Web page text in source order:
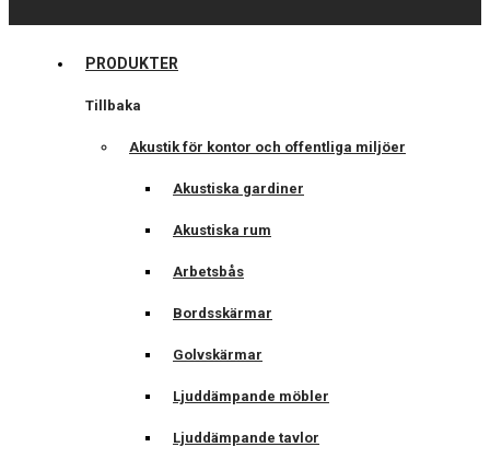
PRODUKTER
Tillbaka
Akustik för kontor och offentliga miljöer
Akustiska gardiner
Akustiska rum
Arbetsbås
Bordsskärmar
Golvskärmar
Ljuddämpande möbler
Ljuddämpande tavlor